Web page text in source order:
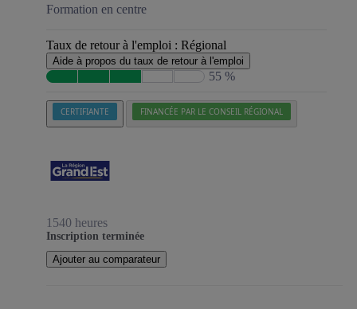
Formation en centre
Taux de retour à l'emploi : Régional
Aide à propos du taux de retour à l'emploi
55 %
CERTIFIANTE FINANCÉE PAR LE CONSEIL RÉGIONAL
1540 heures
Inscription terminée
Ajouter au comparateur